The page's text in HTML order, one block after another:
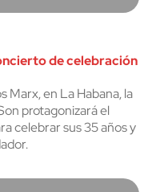
de celebración
Marx, en La Habana, la
protagonizará el
celebrar sus 35 años y